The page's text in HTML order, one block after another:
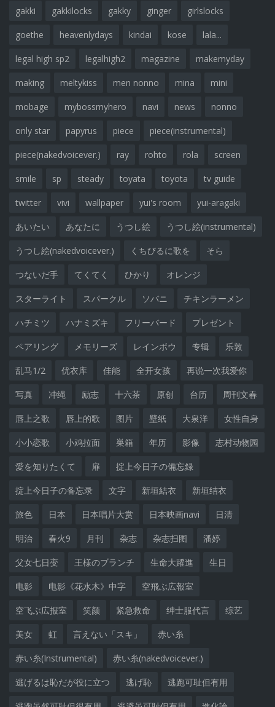
gakki gakkilocks gakky ginger girlslocks
goethe heavenlydays kindai kose lala...
legal high sp2 legalhigh2 magazine makemyday
making meltykiss men nonno mina mini
mobage mybossmyhero navi news nonno
only star papyrus piece piece(instrumental)
piece(nakedvoicever.) ray rohto rola screen
smile sp steady toyata toyota tv guide
twitter vivi wallpaper yui's room yui-aragaki
あいたい あなたに うつし絵 うつし絵(instrumental)
うつし絵(nakedvoicever.) くちびるに歌を そら
つないだ手 てくてく ひかり オレンジ
スターライト スパークル ソバニ チキンラーメン
ハチミツ ハナミズキ フリーバード プレゼント
ペアリング メモリーズ レインボウ 专辑 乐敦
乱马1/2 优衣库 佳能 全开女孩 再说一次我爱你
写真 冲绳 励志 十六茶 原创 台历 周刊文春
唇上之歌 唇上的歌 图片 壁纸 大泉洋 女性自身
小小恋歌 小鸡拉面 巣箱 年历 影像 志村动物园
愛を知りたくて 扉 掟上今日子の備忘録
掟上今日子の备忘录 文字 新垣結衣 新垣结衣
旅色 日本 日本唱片大赏 日本映画navi 日清
明治 春火9 月刊 杂志 杂志扫图 潘婷
父女七日变 王様のブランチ 生命大躍進 生日
电影 电影《花水木》中字 空飛ぶ広報室
空飞ぶ広报室 笑颜 紧急救命 绅士服代言 综艺
美女 虹 言えない「スキ」 赤い糸
赤い糸(Instrumental) 赤い糸(nakedvoicever.)
逃げるは恥だが役に立つ 逃げ恥 逃跑可耻但有用